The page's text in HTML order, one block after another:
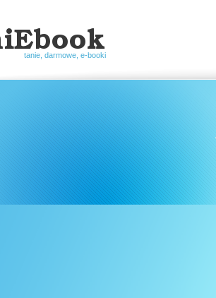
tanie, darmowe, e-booki